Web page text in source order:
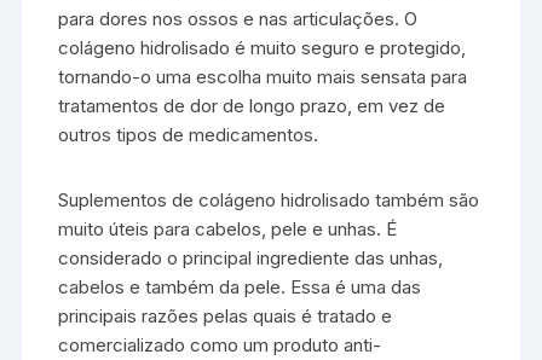
para dores nos ossos e nas articulações. O
colágeno hidrolisado é muito seguro e protegido,
tornando-o uma escolha muito mais sensata para
tratamentos de dor de longo prazo, em vez de
outros tipos de medicamentos.
Suplementos de colágeno hidrolisado também são
muito úteis para cabelos, pele e unhas. É
considerado o principal ingrediente das unhas,
cabelos e também da pele. Essa é uma das
principais razões pelas quais é tratado e
comercializado como um produto anti-